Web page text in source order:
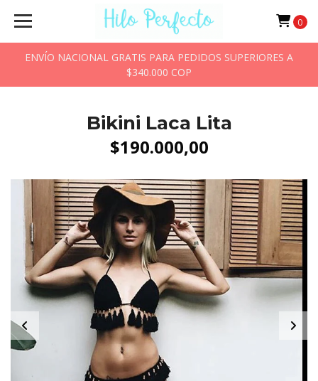
ENVÍO NACIONAL GRATIS PARA PEDIDOS SUPERIORES A
$340.000 COP
0
Bikini Laca Lita
$190.000,00